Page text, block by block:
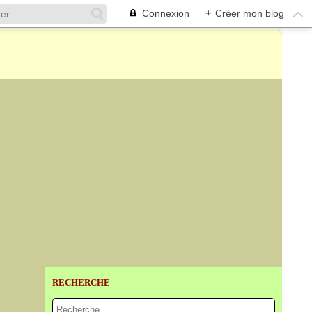
Connexion + Créer mon blog
RECHERCHE